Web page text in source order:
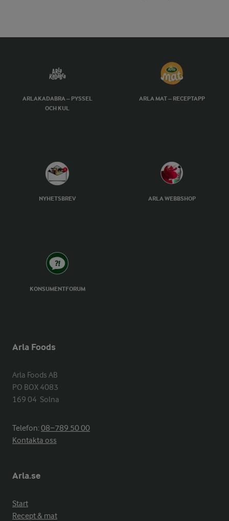
ARLAKADABRA – PYSSEL
OCH KUL
ARLA MAT – RECEPTAPP
NYHETSBREV ARLA WEBBSHOP
KONSUMENTFORUM
Arla Foods
Arla Foods AB
PO BOX 4083
169 04  Solna
Telefon:08−789 50 00
Kontakta oss
Arla.se
Start
Recept & mat